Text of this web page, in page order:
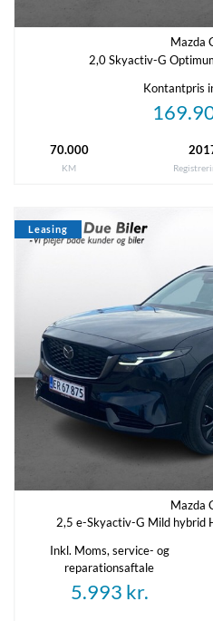
Mazda
2,0 Skyactiv-G
Kontantpris
70.000
KM
Leasing
Mazda
2,5 e-Skyactiv-G Mild hybrid
Inkl. Moms, service- og
reparationsaftale
5.993 kr.